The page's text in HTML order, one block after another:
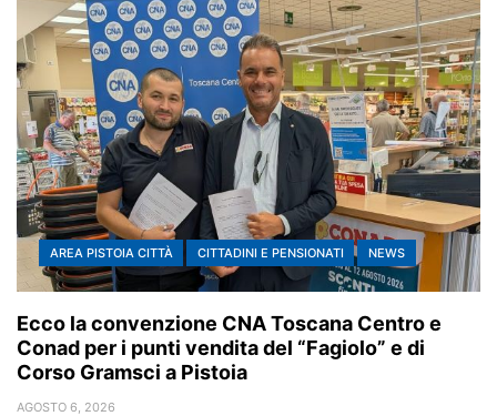
AREA PISTOIA CITTÀ CITTADINI E PENSIONATI NEWS
Ecco la convenzione CNA Toscana Centro e
Conad per i punti vendita del “Fagiolo” e di
Corso Gramsci a Pistoia
AGOSTO 6, 2026